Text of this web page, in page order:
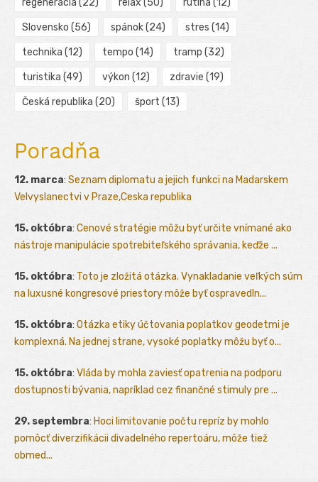
regenerácia (22) relax (50) rutina (12)
Slovensko (56) spánok(24) stres (14)
technika (12) tempo (14) tramp (32)
turistika (49) výkon (12) zdravie (19)
Česká republika (20) šport (13)
Poradňa
12. marca: Seznam diplomatu a jejich funkci na Madarskem
Velvyslanectvi v Praze,Ceska republika
15. októbra: Cenové stratégie môžu byť určite vnímané ako
nástroje manipulácie spotrebiteľského správania, keďže ...
15. októbra: Toto je zložitá otázka. Vynakladanie veľkých súm
na luxusné kongresové priestory môže byť ospravedln...
15. októbra: Otázka etiky účtovania poplatkov geodetmi je
komplexná. Na jednej strane, vysoké poplatky môžu byť o...
15. októbra: Vláda by mohla zaviesť opatrenia na podporu
dostupnosti bývania, napríklad cez finančné stimuly pre ...
29. septembra: Hoci limitovanie počtu repríz by mohlo
pomôcť diverzifikácii divadelného repertoáru, môže tiež
obmed...